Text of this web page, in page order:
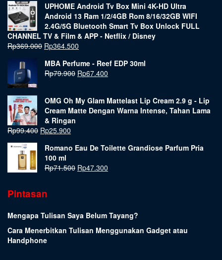
UPHOME Android Tv Box Mini 4K-HD Ultra
Android 13 Ram 1/2/4GB Rom 8/16/32GB WIFI
2.4G/5G Bluetooth Smart Tv Box Unlock FULL
CHANNEL TV & Film & APP - Netflix / Disney
Rp369.000 Rp364.500
MBA Perfume - Reef EDP 30ml
Rp79.900 Rp67.400
OMG Oh My Glam Mattelast Lip Cream 2.9 g - Lip
Cream Matte Dengan Warna Intense, Tahan Lama
& Ringan
Rp99.400 Rp25.900
Romano Eau De Toilette Grandiose Parfum Pria
100 ml
Rp71.500 Rp47.300
Pintasan
Mengapa Tulisan Saya Belum Tayang?
Cara Menerbitkan Tulisan Menggunakan Gadget atau
Handphone